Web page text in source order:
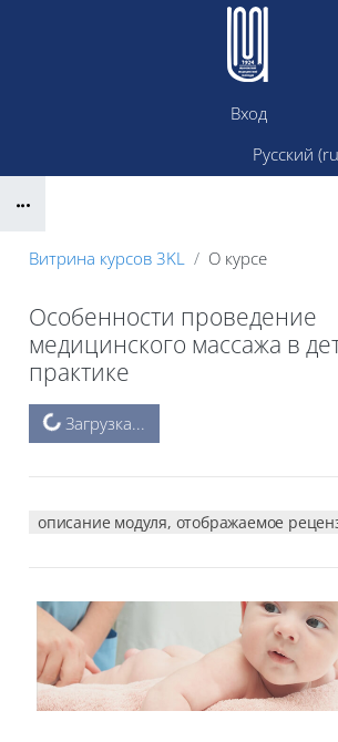
Перейти к основному содержанию
Вход
Русский
Витрина курсов 3KL О курсе
Особенности проведение
медицинского массажа в
практике
БлокиЗагрузка...
описание модуля, отображаемое